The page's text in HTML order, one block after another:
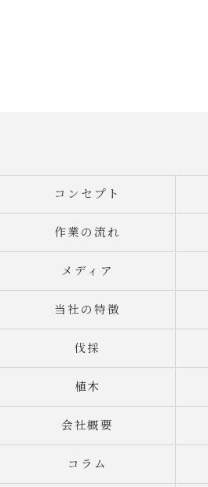
コンセプト
作業の流れ
メディア
当社の特徴
伐採
植木
会社概要
コラム